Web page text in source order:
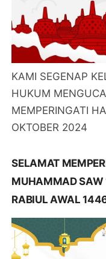
KAMI SEGENAP
HUKUM
MEMPERINGATI
OKTOBER 2024
SELAMAT
MUHAMMAD SAW
RABIUL AWAL